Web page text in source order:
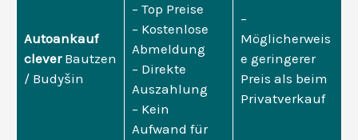
Autoankauf
cleverBautzen
/ Budyšin
– Top Preise
– Kostenlose
Abmeldung
– Direkte
Auszahlung
– Kein
Aufwand für
–
Möglicherweis
e geringerer
Preis als beim
Privatverkauf